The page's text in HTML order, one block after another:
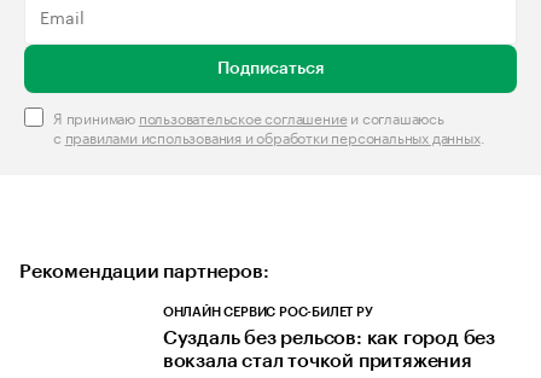
Подписаться
Я принимаю пользовательское соглашениеи соглашаюсь
с правилами использования и обработки персональных данных.
Рекомендации партнеров:
ОНЛАЙН СЕРВИС РОС-БИЛЕТ РУ
Суздаль без рельсов: как город без
вокзала стал точкой притяжения